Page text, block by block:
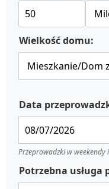
Wielkość domu:
Data
Przeprowadzki w
Potrzebna usługa